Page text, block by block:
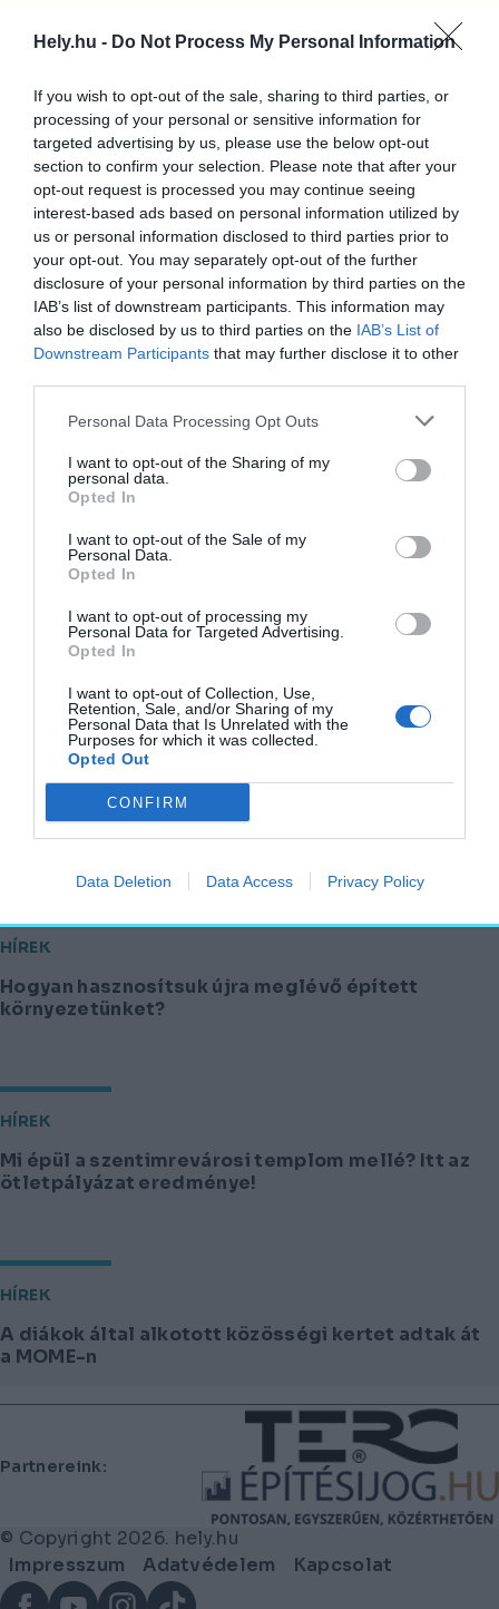
Hely.hu - Do Not Process My Personal Information
If you wish to opt-out of the sale, sharing to third parties, or
processing of your personal or sensitive information for
targeted advertising by us, please use the below opt-out
section to confirm your selection. Please note that after your
opt-out request is processed you may continue seeing
interest-based ads based on personal information utilized by
us or personal information disclosed to third parties prior to
your opt-out. You may separately opt-out of the further
disclosure of your personal information by third parties on the
IAB’s list of downstream participants. This information may
also be disclosed by us to third parties on the IAB’s List of
Downstream Participants that may further disclose it to other
Personal Data Processing Opt Outs
I want to opt-out of the Sharing of my
personal data.
Opted In
I want to opt-out of the Sale of my
Personal Data.
Opted In
I want to opt-out of processing my
Personal Data for Targeted Advertising.
Opted In
I want to opt-out of Collection, Use,
Retention, Sale, and/or Sharing of my
Personal Data that Is Unrelated with the
Purposes for which it was collected.
Opted Out
CONFIRM
Data Deletion Data Access Privacy Policy
ötletverseny,
AMELYNEK CÉLJA AZ ELHAGYATOTT
VAGY FUNKCIÓJUKAT VESZTETT
TERÜLETEK ÉS ÉPÜLETEK TURISZTIKAI
CÉLÚ ÚJRAHASZNOSÍTÁSÁRA
VONATKOZÓ ÖTLETEK DÍJAZÁSA.
A megmérettetés, amelybe ezúttal kétfős
csapatok is nevezhetnek, a vállalkozói
szellem ösztönzése mellett kiváló
lehetőséget kínál a különböző szakokról
érkező egyetemi hallgatók
együttműködésére.
A turizmust, az építészetet, valamint a design
területét is érintő ötletverseny az ágazatokon
átívelő értékteremtést és szinergiát kívánja
segíteni. A nyeremény pedig fejenként nettó
További részletek és kiírás
nyitókép: illusztráció (Pixabay)
újrahasznosítás ötletpályázat
MOME
Neked ajánljuk
HÍREK
Hogyan hasznosítsuk újra meglévő épített
környezetünket?
HÍREK
Mi épül a szentimrevárosi templom mellé? Itt az
ötletpályázat eredménye!
HÍREK
A diákok által alkotott közösségi kertet adtak át
a MOME-n
Lábléc
Partnereink:
© Copyright 2026. hely.hu
Lábléc
menü
Impresszum Adatvédelem
Kapcsolat
FacebookYouTubeInstagram